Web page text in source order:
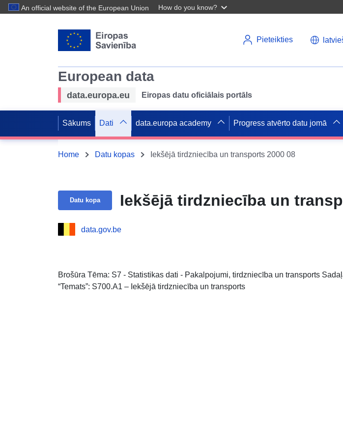
An official website of the European Union How do you know?
Pieteikties
European data
data.europa.eu Eiropas datu oficiālais portāls
Sākums Dati data.europa academy Progress atvērto datu jomā
Home Datu kopas Iekšējā tirdzniecība un transports 2000 08
Datu kopa Iekšējā tirdzniecība un
data.gov.be
Brošūra Tēma: S7 - Statistikas dati - Pakalpojumi, tirdzniecība un transports
“Temats”: S700.A1 – Iekšējā tirdzniecība un transports